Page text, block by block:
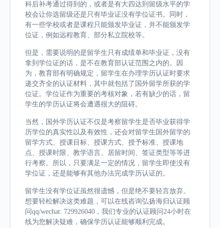
科后补考通过得到的，或者是有大四达到留级水平的学
校会让你选留级还是只有毕业证没有学位证书。同时，
有一些学校或者是课程只能颁发毕业证，并不能颁发学
位证，例如远程教育、部分私立院校等。
但是，需要说明的是留学生只有成绩单和毕业证，没有
拿到学位证的话，是不在教育部认证范围之内的。因
为，教育部有明确规定，留学生在办理学历认证时要求
递交齐全的认证材料，其中就包括了国外留学所获的学
位证。学位证作为重要的考核对象，若有缺少的话，留
学生的学历认证将会遭遇很大的阻碍。
当然，国外学历认证不仅是考察留学生是否毕业获得学
历学位的真实性以及有效性，还会对留学生国外留学的
留学方式、授课目标、授课方式、授予标准、授课地
点、授课时限、教学语言、居留时间、签证类型等等进
行考察。所以，只要满足一定的情况，留学生即使没有
学位证，还是能够有其他办法完成学历认证的。
留学生没有学位证虽然很遗憾，但是绝不要轻言放弃。
想要轻松解决这类难题，可以在线咨询弘扬海归认证顾
问qq/wechat: 729926040，我们专业的认证顾问24小时在
线为您解决疑难，确保学历认证能够顺利完成。